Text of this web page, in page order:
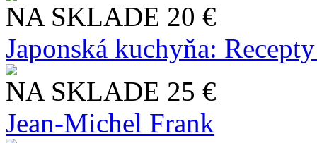
NA SKLADE 20 €
Japonská kuchyňa:
NA SKLADE 25 €
Jean-Michel Frank